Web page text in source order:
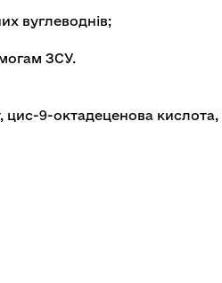
вуглеводнів;
ЗСУ.
9-октадеценова